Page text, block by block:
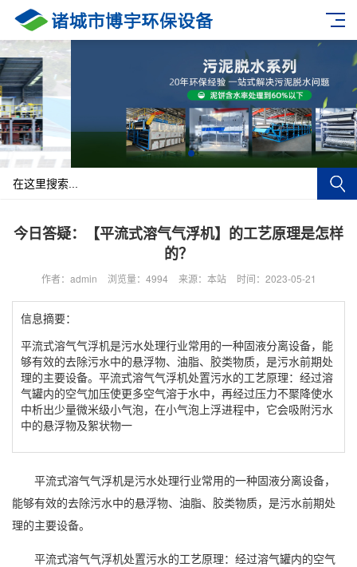
今日答疑：【平流式溶气气浮机】的工艺原理是怎样
的？
作者：admin 浏览量：4994 来源：本站 时间：2023-05-21
信息摘要：
平流式溶气气浮机是污水处理行业常用的一种固液分离设备，能
够有效的去除污水中的悬浮物、油脂、胶类物质，是污水前期处
理的主要设备。平流式溶气气浮机处置污水的工艺原理：经过溶
气罐内的空气加压使更多空气溶于水中，再经过压力不聚降使水
中析出少量微米级小气泡，在小气泡上浮进程中，它会吸附污水
中的悬浮物及絮状物一
平流式溶气气浮机是污水处理行业常用的一种固液分离设备，
能够有效的去除污水中的悬浮物、油脂、胶类物质，是污水前期处
理的主要设备。
平流式溶气气浮机处置污水的工艺原理：经过溶气罐内的空气